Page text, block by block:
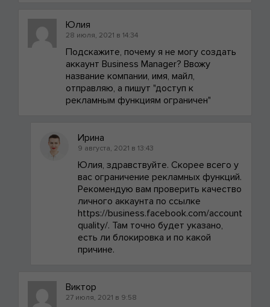
Юлия
28 июля, 2021 в 14:34
Подскажите, почему я не могу создать
аккаунт Business Manager? Ввожу
название компании, имя, майл,
отправляю, а пишут "доступ к
рекламным функциям ограничен"
Ирина
9 августа, 2021 в 13:43
Юлия, здравствуйте. Скорее всего у
вас ограничение рекламных функций.
Рекомендую вам проверить качество
личного аккаунта по ссылке
https://business.facebook.com/account
quality/. Там точно будет указано,
есть ли блокировка и по какой
причине.
Виктор
27 июля, 2021 в 9:58